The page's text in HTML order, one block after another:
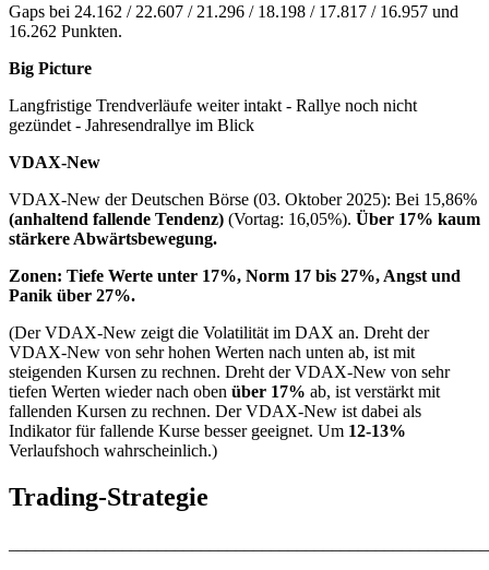
Gaps bei 24.162 / 22.607 / 21.296 / 18.198 / 17.817 / 16.957 und
16.262 Punkten.
Big Picture
Langfristige Trendverläufe weiter intakt - Rallye noch nicht
gezündet - Jahresendrallye im Blick
VDAX-New
VDAX-New der Deutschen Börse (03. Oktober 2025): Bei 15,86%
(anhaltend fallende Tendenz) (Vortag: 16,05%). Über 17% kaum
stärkere Abwärtsbewegung.
Zonen: Tiefe Werte unter 17%, Norm 17 bis 27%, Angst und
Panik über 27%.
(Der VDAX-New zeigt die Volatilität im DAX an. Dreht der
VDAX-New von sehr hohen Werten nach unten ab, ist mit
steigenden Kursen zu rechnen. Dreht der VDAX-New von sehr
tiefen Werten wieder nach oben über 17% ab, ist verstärkt mit
fallenden Kursen zu rechnen. Der VDAX-New ist dabei als
Indikator für fallende Kurse besser geeignet. Um 12-13%
Verlaufshoch wahrscheinlich.)
Trading-Strategie